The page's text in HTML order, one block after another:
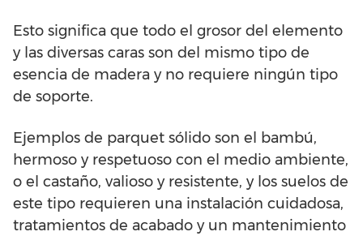
Esto significa que todo el grosor del elemento
y las diversas caras son del mismo tipo de
esencia de madera y no requiere ningún tipo
de soporte.
Ejemplos de parquet sólido son el bambú,
hermoso y respetuoso con el medio ambiente,
o el castaño, valioso y resistente, y los suelos de
este tipo requieren una instalación cuidadosa,
tratamientos de acabado y un mantenimiento